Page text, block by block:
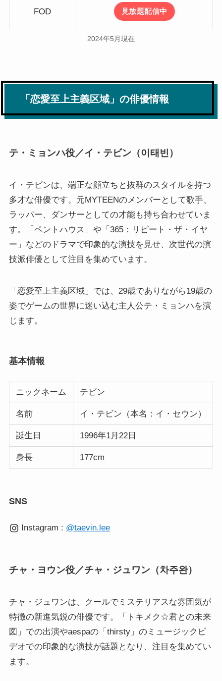
FOD 見放題配信中
2024年5月現在
「恋愛至上主義区域」の俳優情報
テ・ミョンハ役／イ・テビン（이태빈）
イ・テビンは、端正な顔立ちと抜群のスタイルを持つ
多才な俳優です。元MYTEENのメンバーとして歌手、
ラッパー、ダンサーとしての才能も持ち合わせていま
す。「ペントハウス」や「365：リピート・ザ・イヤ
ー」などのドラマで印象的な演技を見せ、次世代の演
技派俳優として注目を集めています。
「恋愛至上主義区域」では、29歳でありながら19歳の
姿でゲームの世界に迷い込む主人公テ・ミョンハを演
じます。
基本情報
ニックネーム テビン
名前 イ・テビン（本名：イ・セウン）
誕生日 1996年1月22日
身長 177cm
SNS
Instagram : @taevin.lee
チャ・ヨウン役／チャ・ジュワン（차주완）
チャ・ジュワンは、クールでミステリアスな雰囲気が
特徴の新進気鋭の俳優です。「トキメク☆君との未来
図」での出演やaespaの「thirsty」のミュージックビ
デオでの印象的な演技が話題となり、注目を集めてい
ます。